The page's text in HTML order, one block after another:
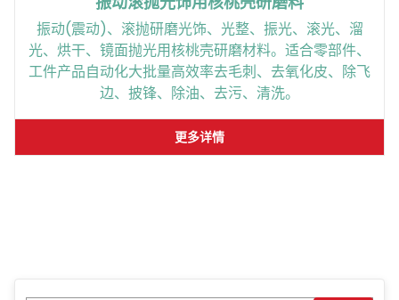
振动(震动)、滚抛研磨光饰、光整、振光、滚光、溜
光、烘干、镜面抛光用核桃壳研磨材料。适合零部件、
工件产品自动化大批量高效率去毛刺、去氧化皮、除飞
边、披锋、除油、去污、清洗。
更多详情